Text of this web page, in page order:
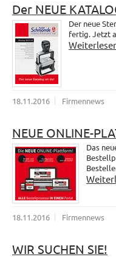
Der NEUE
Der neue
fertig. Jetzt
18.11.2016 Firmennews
NEUE ONLINE-
Das
18.11.2016 Firmennews
WIR SUCHEN SIE!